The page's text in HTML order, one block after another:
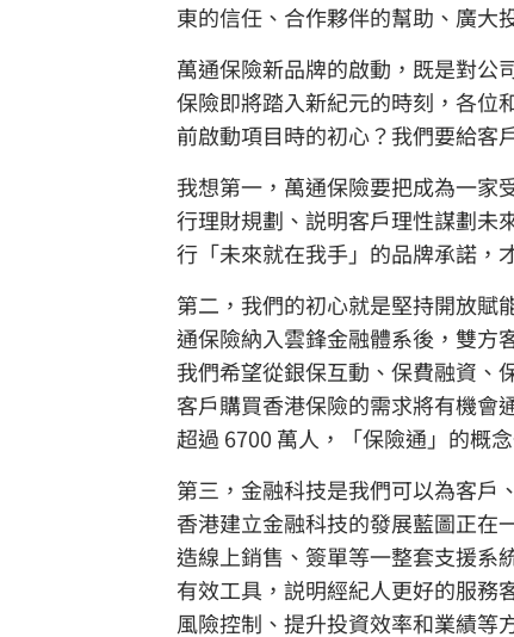
東的信任、合作夥伴的幫助、廣大
萬通保險新品牌的啟動，既是對公
保險即將踏入新紀元的時刻，各位
前啟動項目時的初心？我們要給客
我想第一，萬通保險要把成為一家
行理財規劃、説明客戶理性謀劃未
行「未來就在我手」的品牌承諾，
第二，我們的初心就是堅持開放賦
通保險納入雲鋒金融體系後，雙方
我們希望從銀保互動、保費融資、
客戶購買香港保險的需求將有機會
超過 6700 萬人，「保險通」的概
第三，金融科技是我們可以為客戶
香港建立金融科技的發展藍圖正在
造線上銷售、簽單等一整套支援系
有效工具，説明經紀人更好的服務
風險控制、提升投資效率和業績等